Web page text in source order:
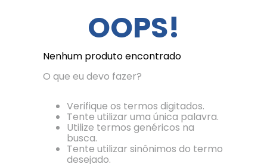
OOPS!
Nenhum produto encontrado
O que eu devo fazer?
Verifique os termos digitados.
Tente utilizar uma única palavra.
Utilize termos genéricos na
busca.
Tente utilizar sinônimos do termo
desejado.